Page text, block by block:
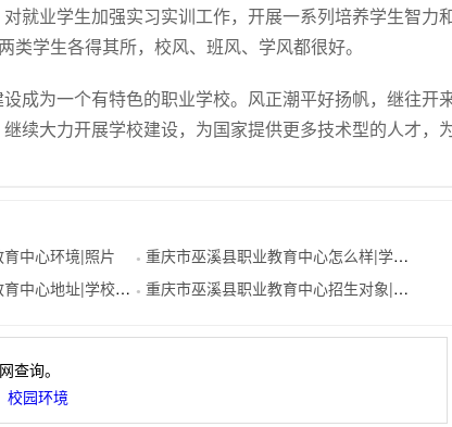
就业学生加强实习实训工作，开展一系列培养学生智力
类学生各得其所，校风、班风、学风都很好。
成为一个有特色的职业学校。风正潮平好扬帆，继往开
续大力开展学校建设，为国家提供更多技术型的人才，
中心环境|照片 ● 重庆市巫溪县职业教育中心怎么样|学校概况
心地址|学校位置 ● 重庆市巫溪县职业教育中心招生对象|招生分数
查询。
校园环境